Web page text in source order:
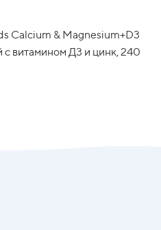
Calcium & Magnesium+D3
витамином Д3 и цинк, 240